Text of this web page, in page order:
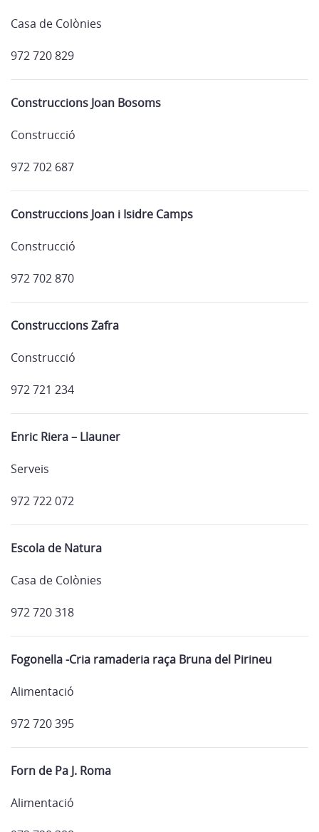
Casa de Colònies
972 720 829
Construccions Joan Bosoms
Construcció
972 702 687
Construccions Joan i Isidre Camps
Construcció
972 702 870
Construccions Zafra
Construcció
972 721 234
Enric Riera – Llauner
Serveis
972 722 072
Escola de Natura
Casa de Colònies
972 720 318
Fogonella -Cria ramaderia raça Bruna del Pirineu
Alimentació
972 720 395
Forn de Pa J. Roma
Alimentació